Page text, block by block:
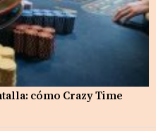
cómo Crazy Time